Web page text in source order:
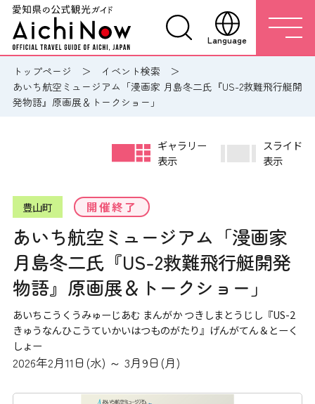
Language
トップページ
イベント検索
あいち航空ミュージアム「漫画家 月島冬二氏『US-2救難飛行艇開
発物語』原画展＆トークショー」
豊山町 開催終了
あいち航空ミュージアム「漫画家
月島冬二氏『US-2救難飛行艇開発
物語』原画展＆トークショー」
あいちこうくうみゅーじあむ まんがか つきしまとうじし『US-2
きゅうなんひこうていかいはつものがたり』げんがてん＆とーく
しょー
2026年2月11日(水) ～ 3月9日(月)
ギャラリー
表示
スライド
表示